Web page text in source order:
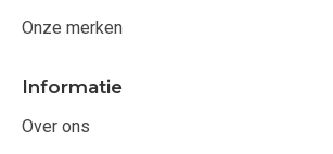
Onze merken
Informatie
Over ons